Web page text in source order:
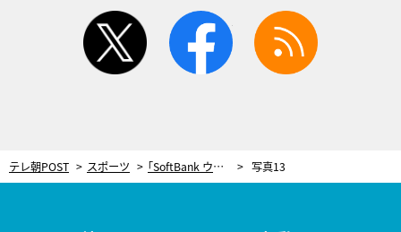
twitter facebook
テレ朝POST スポーツ ｢SoftBank ウインターカップ2023｣全120校の組み合わせ決定！群雄割拠の高校バスケ、各ブロックの見どころ紹介 写真13